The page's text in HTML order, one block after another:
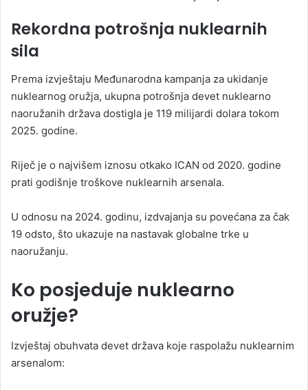
Rekordna potrošnja nuklearnih
sila
Prema izvještaju Međunarodna kampanja za ukidanje
nuklearnog oružja, ukupna potrošnja devet nuklearno
naoružanih država dostigla je 119 milijardi dolara tokom
2025. godine.
Riječ je o najvišem iznosu otkako ICAN od 2020. godine
prati godišnje troškove nuklearnih arsenala.
U odnosu na 2024. godinu, izdvajanja su povećana za čak
19 odsto, što ukazuje na nastavak globalne trke u
naoružanju.
Ko posjeduje nuklearno
oružje?
Izvještaj obuhvata devet država koje raspolažu nuklearnim
arsenalom: